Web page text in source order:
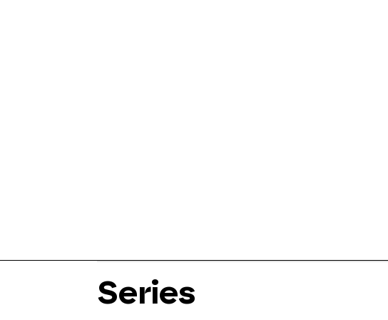
Series